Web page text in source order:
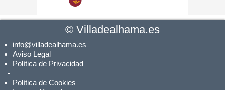
© Villadealhama.es
info@villadealhama.es
Aviso Legal
Política de Privacidad
-
Política de Cookies